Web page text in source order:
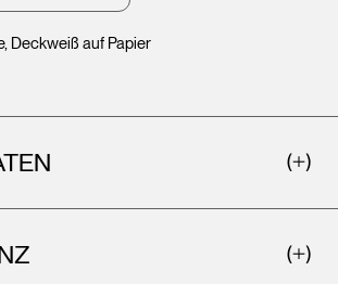
Deckweiß auf Papier